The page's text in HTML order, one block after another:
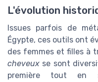
L'évolution
Issues parfois de
Égypte, ces outils ont
des femmes et filles à
cheveux se sont
première tout en